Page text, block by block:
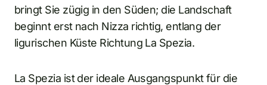
bringt Sie zügig in den Süden; die Landschaft
beginnt erst nach Nizza richtig, entlang der
ligurischen Küste Richtung La Spezia.
La Spezia ist der ideale Ausgangspunkt für die